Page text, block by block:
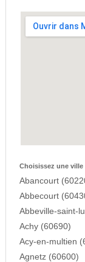
Choisissez une ville
Abancourt
Abbecourt
Abbeville-saint-
Achy (60690)
Acy-en-multien
Agnetz (60600)